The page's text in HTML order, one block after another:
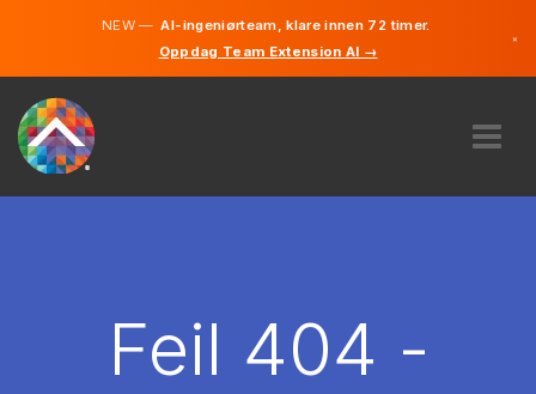
NEW —AI-ingeniørteam, klare innen 72 timer.
Oppdag Team Extension AI →
×
Feil 404 -